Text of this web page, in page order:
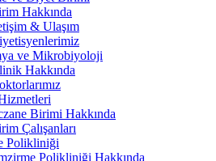
Hakkında
& Ulaşım
ve Mikrobiyoloji
Hakkında
Birimi Hakkında
Çalışanları
Polikliniği
Polikliniği Hakkında